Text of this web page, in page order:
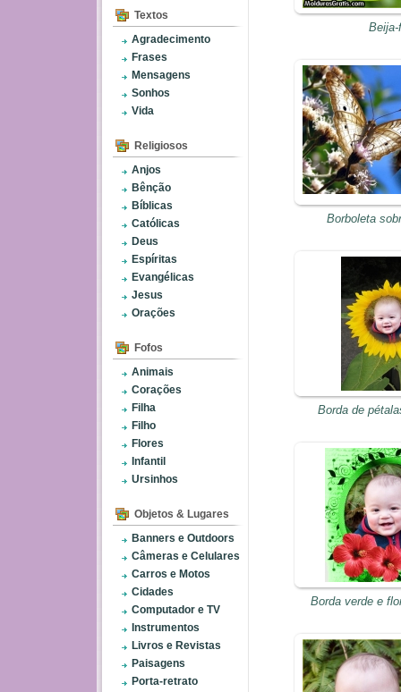
Textos
Agradecimento
Frases
Mensagens
Sonhos
Vida
Religiosos
Anjos
Bênção
Bíblicas
Católicas
Deus
Espíritas
Evangélicas
Jesus
Orações
Fofos
Animais
Corações
Filha
Filho
Flores
Infantil
Ursinhos
Objetos & Lugares
Banners e Outdoors
Câmeras e Celulares
Carros e Motos
Cidades
Computador e TV
Instrumentos
Livros e Revistas
Paisagens
Porta-retrato
Beija-
Borboleta
Borda de
Borda verde e